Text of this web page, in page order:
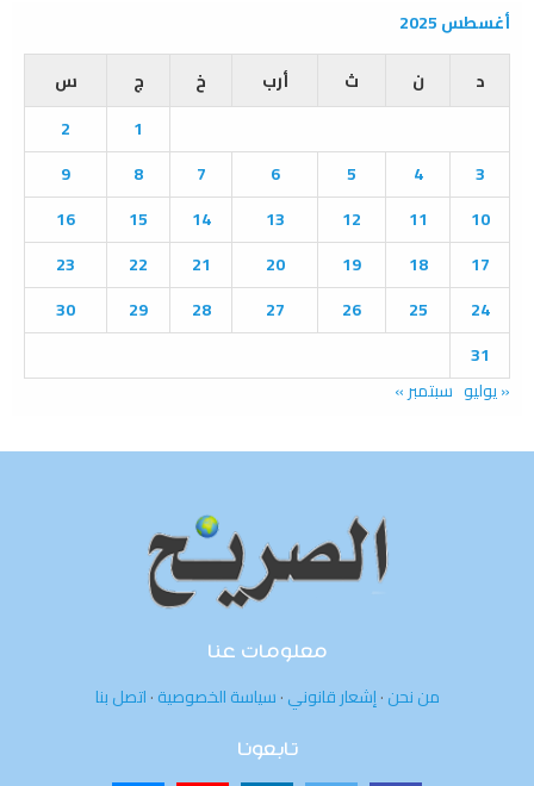
r
o
E
A
R
C
H
أغسطس 2025
د
ن ث أرب خ ج
س
1
2
3
4
5
6
7
8
9
10
11
12
13
14
15
16
17
18
19
20
21
22
23
24
25
26
27
28
29
30
31
« يوليو سبتمبر »
معلومات عنا
من نحن·إشعار قانوني·سياسة الخصوصية·اتصل بنا
تابعونا